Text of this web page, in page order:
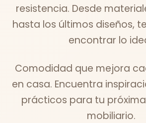
resistencia. Desde
hasta los últimos diseños,
encontrar lo
Comodidad que mejora
en casa. Encuentra
prácticos para tu
mobiliario.